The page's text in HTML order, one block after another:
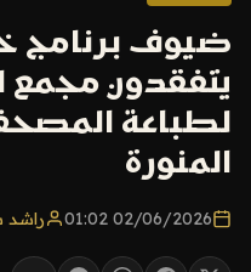
ضيوف برنامج
يتفقدون مجمع
لطباعة
المنورة
02/06/2026 01:02 راشد